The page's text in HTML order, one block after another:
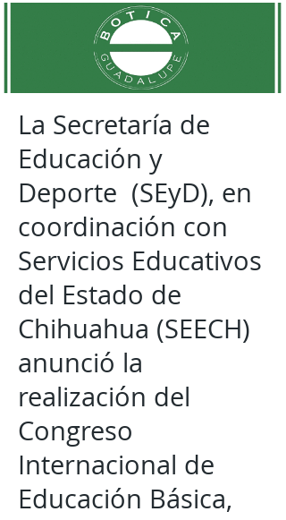
La Secretaría de
Educación y
Deporte (SEyD), en
coordinación con
Servicios Educativos
del Estado de
Chihuahua (SEECH)
anunció la
realización del
Congreso
Internacional de
Educación Básica,